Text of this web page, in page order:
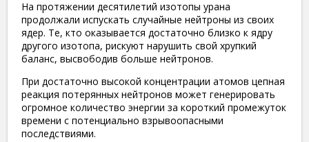
На протяжении десятилетий изотопы урана
продолжали испускать случайные нейтроны из своих
ядер. Те, кто оказывается достаточно близко к ядру
другого изотопа, рискуют нарушить свой хрупкий
баланс, высвободив больше нейтронов.
При достаточно высокой концентрации атомов цепная
реакция потерянных нейтронов может генерировать
огромное количество энергии за короткий промежуток
времени с потенциально взрывоопасными
последствиями.